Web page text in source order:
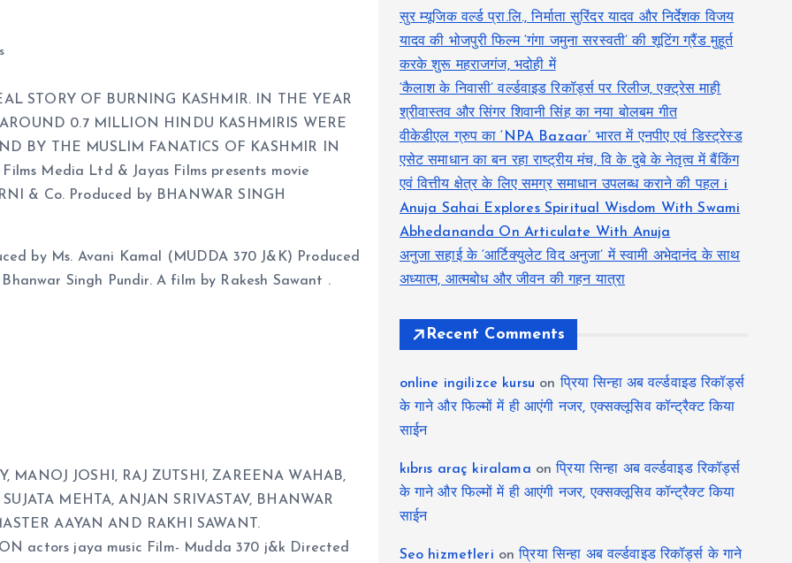
STORY OF BURNING KASHMIR. IN THE YEAR
0.7 MILLION HINDU KASHMIRIS WERE
BY THE MUSLIM FANATICS OF KASHMIR IN
Media Ltd & Jayas Films presents movie
& Co. Produced by BHANWAR SINGH
by Ms. Avani Kamal (MUDDA 370 J&K) Produced
Singh Pundir. A film by Rakesh Sawant .
MANOJ JOSHI, RAJ ZUTSHI, ZAREENA WAHAB,
MEHTA, ANJAN SRIVASTAV, BHANWAR
AAYAN AND RAKHI SAWANT.
actors jaya music Film- Mudda 370 j&k Directed
सुर म्यूजिक वर्ल्ड प्रा.लि., निर्माता सुरिंदर यादव और निर्देशक विजय
यादव की भोजपुरी फिल्म ‘गंगा जमुना सरस्वती’ की शूटिंग ग्रैंड मुहूर्त
करके शुरू महराजगंज, भदोही में
‘कैलाश के निवासी’ वर्ल्डवाइड रिकॉर्ड्स पर रिलीज, एक्ट्रेस माही
श्रीवास्तव और सिंगर शिवानी सिंह का नया बोलबम गीत
वीकेडीएल ग्रुप का ‘NPA Bazaar’ भारत में एनपीए एवं डिस्ट्रेस्ड
एसेट समाधान का बन रहा राष्ट्रीय मंच, वि के दुबे के नेतृत्व में बैंकिंग
एवं वित्तीय क्षेत्र के लिए समग्र समाधान उपलब्ध कराने की पहल i
Anuja Sahai Explores Spiritual Wisdom With Swami
Abhedananda On Articulate With Anuja
अनुजा सहाई के ‘आर्टिक्युलेट विद अनुजा’ में स्वामी अभेदानंद के साथ
अध्यात्म, आत्मबोध और जीवन की गहन यात्रा
Recent Comments
online ingilizce kursu onप्रिया सिन्हा अब वर्ल्डवाइड रिकॉर्ड्स
के गाने और फिल्मों में ही आएंगी नजर, एक्सक्लूसिव कॉन्ट्रैक्ट किया
साईन
kıbrıs araç kiralama onप्रिया सिन्हा अब वर्ल्डवाइड रिकॉर्ड्स
के गाने और फिल्मों में ही आएंगी नजर, एक्सक्लूसिव कॉन्ट्रैक्ट किया
साईन
Seo hizmetleri onप्रिया सिन्हा अब वर्ल्डवाइड रिकॉर्ड्स के गाने